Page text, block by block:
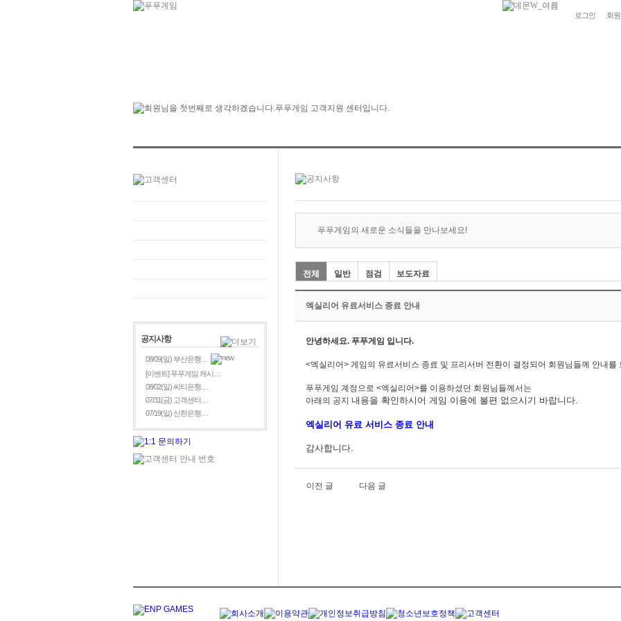
로그인 회
공지사항
08/09(일) 부산은행…
[이벤트] 푸푸게임 캐시…
08/02(일) 씨티은행…
07/31(금) 고객센터…
07/19(일) 신한은행…
푸푸게임의 새로운 소식들을 만나보세요!
전체 일반 점검 보도자료
엑실리어 유료서비스 종료 안내
안녕하세요. 푸푸게임 입니다.
<엑실리어> 게임의 유료서비스 종료 및 프리서버 전환이 결정되어 회원님들께 안내를
푸푸게임 계정으로 <엑실리어>를 이용하셨던 회원님들께서는
아래의 공지 내용을 확인하시어 게임 이용에 불편 없으시기 바랍니다.
엑실리어 유료 서비스 종료 안내
감사합니다.
이전 글 다음 글